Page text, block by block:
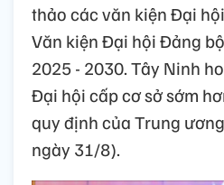
thảo các văn kiện Đại
Văn kiện Đại hội Đảng
2025 - 2030. Tây Ninh
Đại hội cấp cơ sở sớm
quy định của Trung
ngày 31/8).